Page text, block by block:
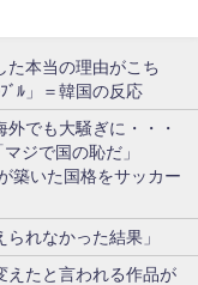
た本当の理由がこち
ﾙ」＝韓国の反応
でも大騒ぎに・・・
ジで国の恥だ」
築いた国格をサッカー
れなかった結果」
えたと言われる作品が